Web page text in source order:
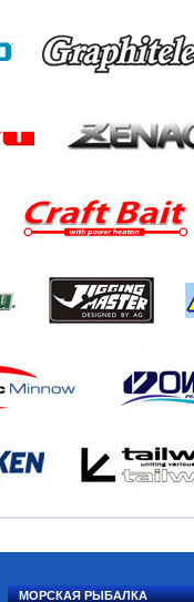
МОРСКАЯ РЫБАЛКА